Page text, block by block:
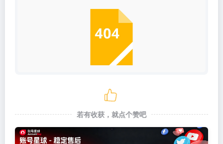
若有收获，就点个赞吧